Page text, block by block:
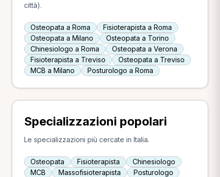
città).
Osteopata a Roma
Fisioterapista a Roma
Osteopata a Milano
Osteopata a Torino
Chinesiologo a Roma
Osteopata a Verona
Fisioterapista a Treviso
Osteopata a Treviso
MCB a Milano
Posturologo a Roma
Specializzazioni popolari
Le specializzazioni più cercate in Italia.
Osteopata Fisioterapista
Chinesiologo
MCB
Massofisioterapista
Posturologo